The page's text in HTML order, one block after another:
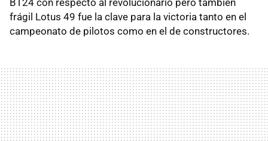
frágil Lotus 49 fue la clave para la victoria tanto en el
campeonato de pilotos como en el de constructores.